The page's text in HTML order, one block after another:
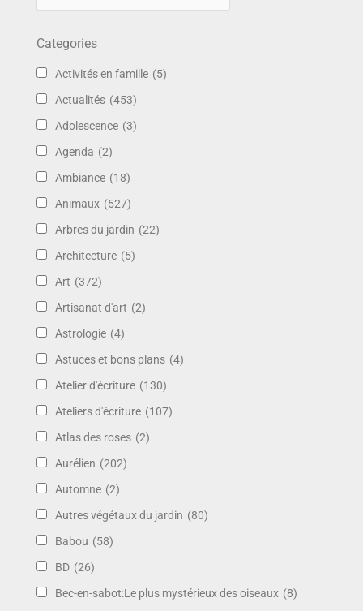
Categories
Activités en famille (5)
Actualités (453)
Adolescence (3)
Agenda (2)
Ambiance (18)
Animaux (527)
Arbres du jardin (22)
Architecture (5)
Art (372)
Artisanat d'art (2)
Astrologie (4)
Astuces et bons plans (4)
Atelier d'écriture (130)
Ateliers d'écriture (107)
Atlas des roses (2)
Aurélien (202)
Automne (2)
Autres végétaux du jardin (80)
Babou (58)
BD (26)
Bec-en-sabot:Le plus mystérieux des oiseaux (8)